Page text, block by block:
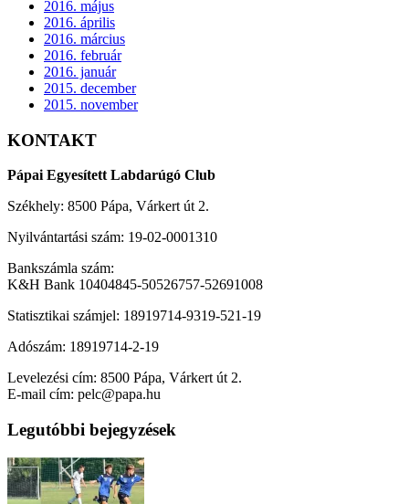
2016. május
2016. április
2016. március
2016. február
2016. január
2015. december
2015. november
KONTAKT
Pápai Egyesített Labdarúgó Club
Székhely: 8500 Pápa, Várkert út 2.
Nyilvántartási szám: 19-02-0001310
Bankszámla szám:
K&H Bank 10404845-50526757-52691008
Statisztikai számjel: 18919714-9319-521-19
Adószám: 18919714-2-19
Levelezési cím: 8500 Pápa, Várkert út 2.
E-mail cím: pelc@papa.hu
Legutóbbi bejegyzések